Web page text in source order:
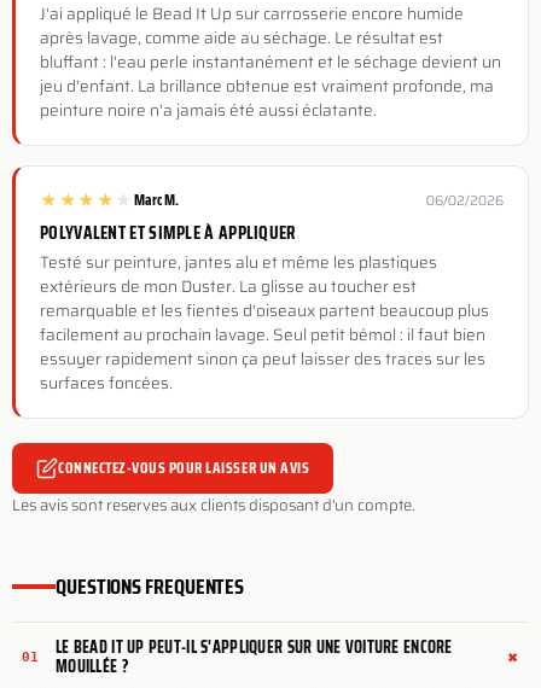
J'ai appliqué le Bead It Up sur carrosserie encore humide
après lavage, comme aide au séchage. Le résultat est
bluffant : l'eau perle instantanément et le séchage devient un
jeu d'enfant. La brillance obtenue est vraiment profonde, ma
peinture noire n'a jamais été aussi éclatante.
★★★★★Marc M. 06/02/2026
POLYVALENT ET SIMPLE À APPLIQUER
Testé sur peinture, jantes alu et même les plastiques
extérieurs de mon Duster. La glisse au toucher est
remarquable et les fientes d'oiseaux partent beaucoup plus
facilement au prochain lavage. Seul petit bémol : il faut bien
essuyer rapidement sinon ça peut laisser des traces sur les
surfaces foncées.
CONNECTEZ-VOUS POUR LAISSER UN AVIS
Les avis sont reserves aux clients disposant d'un compte.
QUESTIONS FREQUENTES
01 LE BEAD IT UP PEUT-IL S'APPLIQUER SUR UNE VOITURE ENCORE
MOUILLÉE ? +